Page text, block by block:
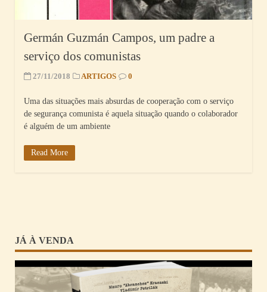
Germán Guzmán Campos, um padre a
serviço dos comunistas
27/11/2018 ARTIGOS 0
Uma das situações mais absurdas de cooperação com o serviço
de segurança comunista é aquela situação quando o colaborador
é alguém de um ambiente
Read More
JÁ À VENDA